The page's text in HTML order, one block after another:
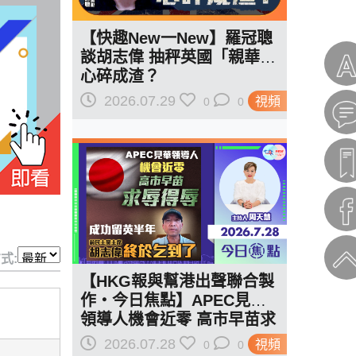
:
視頻
【快趣New一New】羅冠聰
談胡志偉 抽秤英國「親華」
心碎成渣？
2026.07.29 0 0
視頻
【HKG報與幫港出聲聯合製
作‧今日焦點】APEC見華
領導人機會近零 高市早苗求
辱得辱 成功留英半年 胡志
2026.07.28 0 0